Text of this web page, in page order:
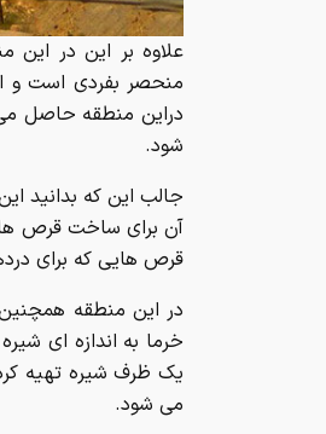
علاوه بر این در
منحصر بفردی است و
دراین منطقه حاصل
شود.
جالب این که بدانید
آن برای ساخت قرص
قرص هایی که برای
در این منطقه
یک ظرف شیره تهیه
می شود.